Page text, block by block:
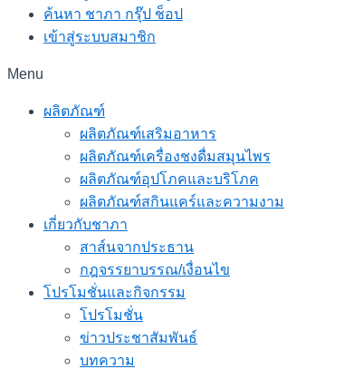
ค้นหา ชาภา กรุ๊ป ช็อป
เข้าสู่ระบบสมาชิก
Menu
ผลิตภัณฑ์
ผลิตภัณฑ์เสริมอาหาร
ผลิตภัณฑ์เครื่องชงดื่มสมุนไพร
ผลิตภัณฑ์อุปโภคและบริโภค
ผลิตภัณฑ์สกินแคร์และความงาม
เกี่ยวกับชาภา
สาส์นจากประธาน
กฎจรรยาบรรณ/เงื่อนไข
โปรโมชั่นและกิจกรรม
โปรโมชั่น
ข่าวประชาสัมพันธ์
บทความ